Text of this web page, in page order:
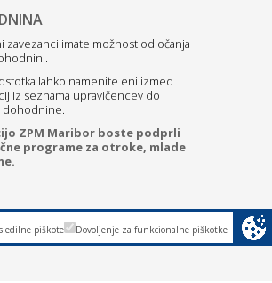
zavezanci imate možnost odločanja
lahko namenite eni izmed
iz seznama upravičencev do
dohodnine.
ZPM Maribor boste podprli
programe za otroke, mlade
Dovoljenje za funkcionalne piškotke
piškote